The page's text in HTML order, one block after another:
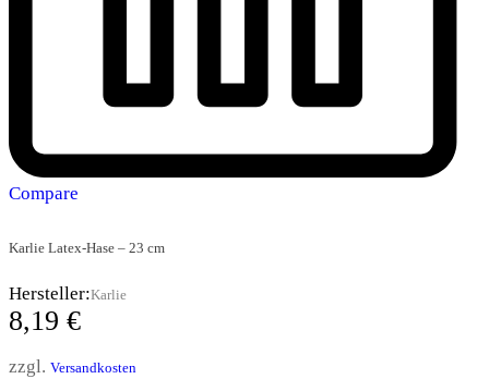
Compare
Karlie Latex-Hase – 23 cm
Hersteller:Karlie
8,19 €
zzgl. Versandkosten